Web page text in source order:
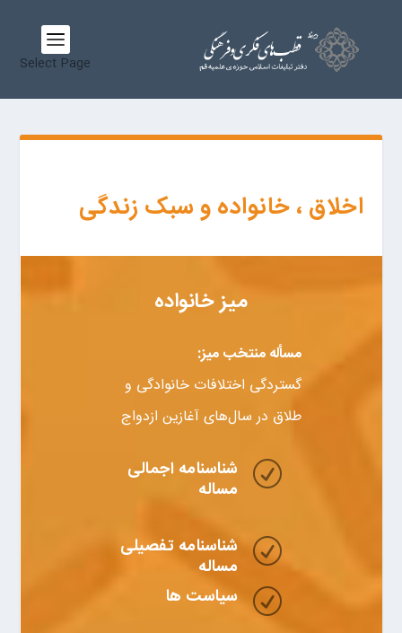
Select Page
اخلاق ، خانواده و سبک زندگی
میز خانواده
مسأله منتخب میز:
گستردگی اختلافات خانوادگی و
طلاق در سال‌های آغازین ازدواج
R شناسنامه اجمالی
مساله
R شناسنامه تفصیلی
مساله
R سیاست ها